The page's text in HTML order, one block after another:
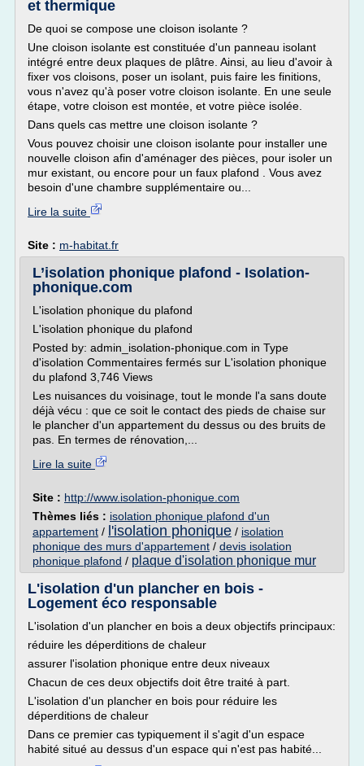
et thermique
De quoi se compose une cloison isolante ?
Une cloison isolante est constituée d'un panneau isolant
intégré entre deux plaques de plâtre. Ainsi, au lieu d'avoir à
fixer vos cloisons, poser un isolant, puis faire les finitions,
vous n'avez qu'à poser votre cloison isolante. En une seule
étape, votre cloison est montée, et votre pièce isolée.
Dans quels cas mettre une cloison isolante ?
Vous pouvez choisir une cloison isolante pour installer une
nouvelle cloison afin d'aménager des pièces, pour isoler un
mur existant, ou encore pour un faux plafond . Vous avez
besoin d'une chambre supplémentaire ou...
Lire la suite
Site : m-habitat.fr
L’isolation phonique plafond - Isolation-
phonique.com
L'isolation phonique du plafond
L'isolation phonique du plafond
Posted by: admin_isolation-phonique.com in Type
d'isolation Commentaires fermés sur L'isolation phonique
du plafond 3,746 Views
Les nuisances du voisinage, tout le monde l'a sans doute
déjà vécu : que ce soit le contact des pieds de chaise sur
le plancher d'un appartement du dessus ou des bruits de
pas. En termes de rénovation,...
Lire la suite
Site : http://www.isolation-phonique.com
Thèmes liés : isolation phonique plafond d'un
appartement / l'isolation phonique / isolation
phonique des murs d'appartement / devis isolation
phonique plafond / plaque d'isolation phonique mur
L'isolation d'un plancher en bois -
Logement éco responsable
L'isolation d'un plancher en bois a deux objectifs principaux:
réduire les déperditions de chaleur
assurer l'isolation phonique entre deux niveaux
Chacun de ces deux objectifs doit être traité à part.
L'isolation d'un plancher en bois pour réduire les
déperditions de chaleur
Dans ce premier cas typiquement il s'agit d'un espace
habité situé au dessus d'un espace qui n'est pas habité...